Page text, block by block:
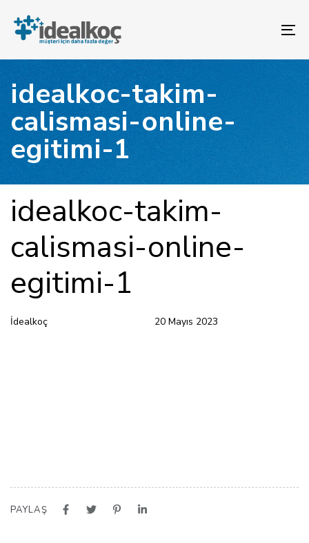
atla
gezinme
bölümüne
geç
İçeriğe
atlaidealkoc-takim-
calismasi-online-
egitimi-1
idealkoc-takim-
calismasi-online-
egitimi-1
İdealkoç 20 Mayıs 2023
PAYLAŞ